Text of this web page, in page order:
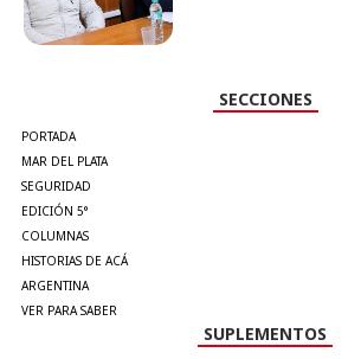
SECCIONES
PORTADA
MAR DEL PLATA
SEGURIDAD
EDICIÓN 5°
COLUMNAS
HISTORIAS DE ACÁ
ARGENTINA
VER PARA SABER
SUPLEMENTOS